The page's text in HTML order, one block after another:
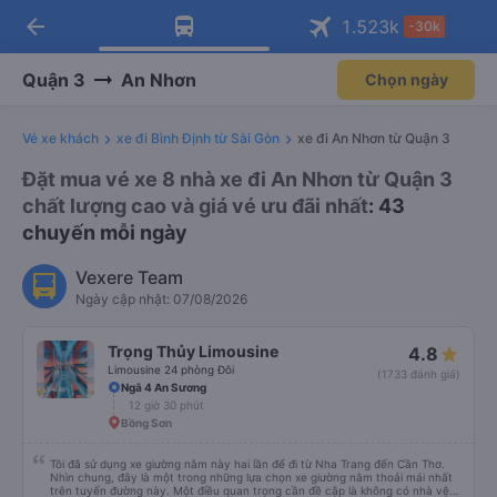
Tải app Vexere ngay!
Nhận ưu đãi thành viên độc
Mở app
Tải app Vexere
-30k/ghế khi đặt vé máy bay qua
Mở app
arrow_back 1.523k -30k
Quận 3 An Nhơn Chọn ngày
Vé xe khách xe đi Bình Định từ Sài Gòn xe đi An Nhơn từ Quận 3
Đặt mua vé xe 8 nhà xe đi An Nhơn từ Quận 3
chất lượng cao và giá vé ưu đãi nhất: 43
chuyến mỗi ngày
Vexere Team
Ngày cập nhật: 07/08/2026
Trọng Thủy Limousine
Limousine 24 phòng Đôi
4.8
(1733 đánh giá)
Ngã 4 An Sương
12 giờ 30 phút
Bồng Sơn
Tôi đã sử dụng xe giường nằm này hai lần để đi từ Nha Trang đến Cần Thơ.
Nhìn chung, đây là một trong những lựa chọn xe giường nằm thoải mái nhất
trên tuyến đường này. Một điều quan trọng cần đề cập là không có nhà vệ